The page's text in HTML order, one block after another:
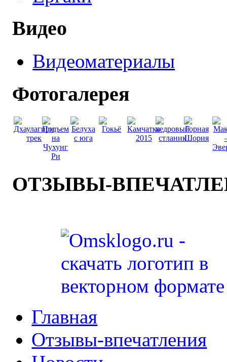
Видео
Видеоматериалы
Фотогалерея
ОТЗЫВЫ-
Главная
Отзывы-впечатления